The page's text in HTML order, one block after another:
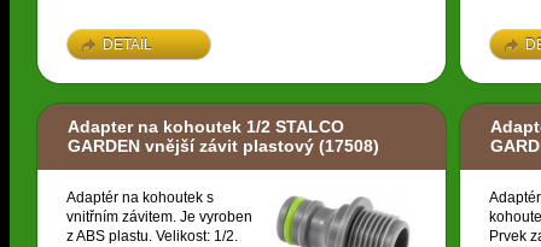
DETAIL
Adapter na kohoutek 1/2 STALCO
GARDEN vnější závit plastový (17508)
Adaptér na kohoutek s
vnitřním závitem. Je vyroben
z ABS plastu. Velikost: 1/2.
Prvek